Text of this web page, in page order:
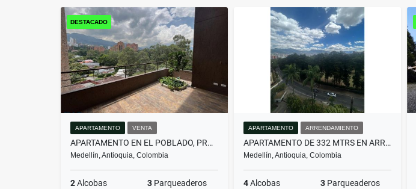
DESTACADO
APARTAMENTO VENTA
APARTAMENTO EN EL POBLADO, PROYECTO NUEVO PARA DIS...(MLS#259674)
Medellín, Antioquia, Colombia
2Alcobas 3 Parqueaderos
APARTAMENTO ARRENDAMIENTO
APARTAMENTO DE 332 MTRS EN ARRIENDO EN EL POBLADO, MEDELLÍN
Medellín, Antioquia, Colombia
4Alcobas 3 Parqueaderos